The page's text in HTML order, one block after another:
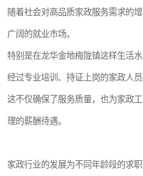
随着社会对高品质家政服务需求的
广阔的就业市场。
特别是在龙华金地梅陇镇这样生活
经过专业培训、持证上岗的家政人员
这不仅确保了服务质量，也为家政
理的薪酬待遇。
家政行业的发展为不同年龄段的求